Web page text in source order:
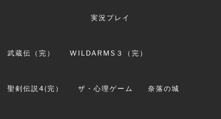
実況プレイ
武蔵伝（完） WILDARMS３（完）
聖剣伝説4(完） ザ・心理ゲーム 奈落の城
ブタのヒトことセシムの実況プレイリスト集とゲ